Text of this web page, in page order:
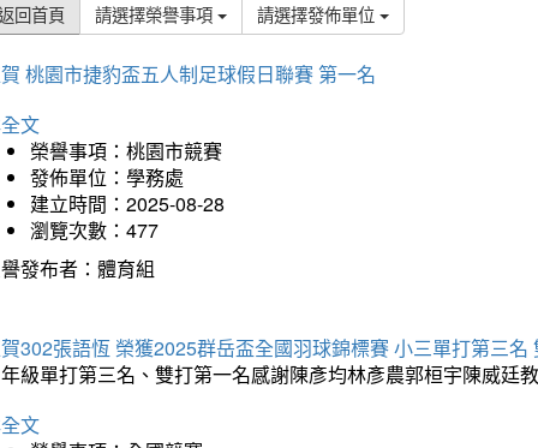
回首頁 請選擇榮譽事項 請選擇發佈單位
桃園市捷豹盃五人制足球假日聯賽 第一名
文
榮譽事項：桃園市競賽
發佈單位：學務處
建立時間：2025-08-28
瀏覽次數：477
發布者：體育組
302張語恆 榮獲2025群岳盃全國羽球錦標賽 小三單打第三名
級單打第三名、雙打第一名感謝陳彥均林彥農郭桓宇陳威廷
文